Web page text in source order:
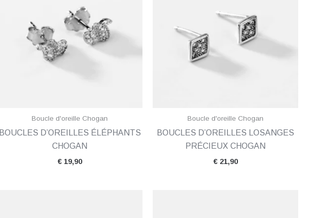
Boucle d'oreille Chogan
BOUCLES D’OREILLES ÉLÉPHANTS
CHOGAN
€19,90
Boucle d'oreille Chogan
BOUCLES D’OREILLES LOSANGES
PRÉCIEUX CHOGAN
€21,90